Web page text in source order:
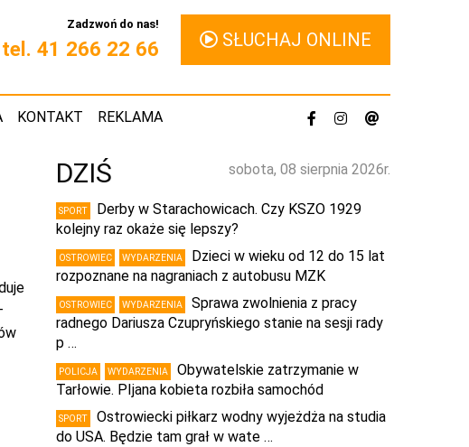
Zadzwoń do nas!
tel. 41 266 22 66 SŁUCHAJ ONLINE
KONTAKT REKLAMA
sobota, 08 sierpnia 2026r.
DZIŚ
SPORT
Derby w Starachowicach. Czy KSZO 1929
kolejny raz okaże się lepszy?
OSTROWIEC WYDARZENIA
Dzieci w wieku od 12 do 15 lat
rozpoznane na nagraniach z autobusu MZK
OSTROWIEC WYDARZENIA
Sprawa zwolnienia z pracy
radnego Dariusza Czupryńskiego stanie na sesji rady
p …
POLICJA WYDARZENIA
Obywatelskie zatrzymanie w
Tarłowie. PIjana kobieta rozbiła samochód
SPORT
Ostrowiecki piłkarz wodny wyjeżdża na studia
do USA. Będzie tam grał w wate …